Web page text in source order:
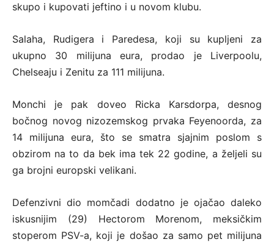
skupo i kupovati jeftino i u novom klubu.
Salaha, Rudigera i Paredesa, koji su kupljeni za
ukupno 30 milijuna eura, prodao je Liverpoolu,
Chelseaju i Zenitu za 111 milijuna.
Monchi je pak doveo Ricka Karsdorpa, desnog
bočnog novog nizozemskog prvaka Feyenoorda, za
14 milijuna eura, što se smatra sjajnim poslom s
obzirom na to da bek ima tek 22 godine, a željeli su
ga brojni europski velikani.
Defenzivni dio momčadi dodatno je ojačao daleko
iskusnijim (29) Hectorom Morenom, meksičkim
stoperom PSV-a, koji je došao za samo pet milijuna